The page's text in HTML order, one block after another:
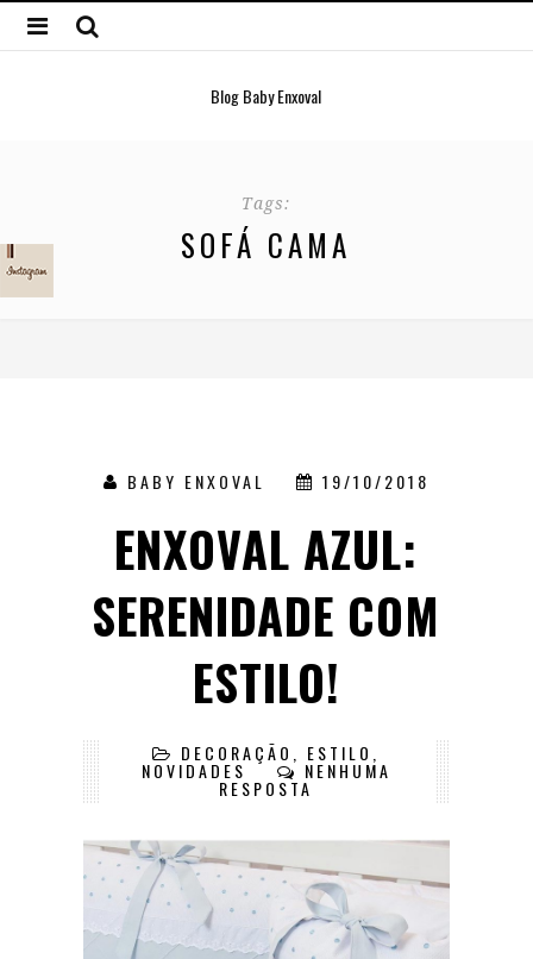
Blog Baby Enxoval
Tags:
SOFÁ CAMA
BABY ENXOVAL 19/10/2018
ENXOVAL AZUL:
SERENIDADE COM
ESTILO!
DECORAÇÃO ESTILO
NOVIDADES NENHUMA
RESPOSTA